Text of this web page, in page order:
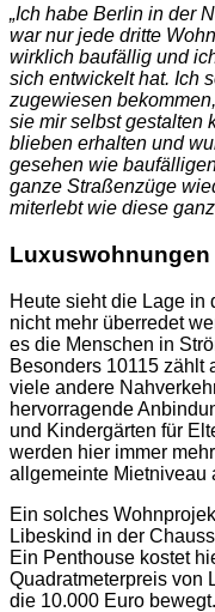
„Ich habe Berlin in der
war nur jede dritte
wirklich baufällig und
sich entwickelt hat. Ich
zugewiesen
sie mir selbst gestalten
blieben erhalten und
gesehen wie
ganze Straßenzüge
miterlebt wie diese
Luxuswohnungen
Heute sieht die Lage in
nicht mehr überredet
es die Menschen in
Besonders 10115 zählt
viele andere
hervorragende
und Kindergärten für
werden hier immer
allgemeinte Mietniveau
Ein solches
Libeskind in der
Ein Penthouse kostet
Quadratmeterpreis von
die 10.000 Euro bewegt.